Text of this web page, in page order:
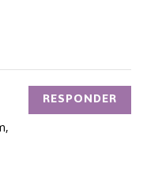
RESPONDER